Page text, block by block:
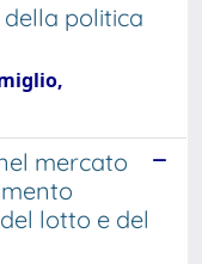
politica
mercato
lotto e del